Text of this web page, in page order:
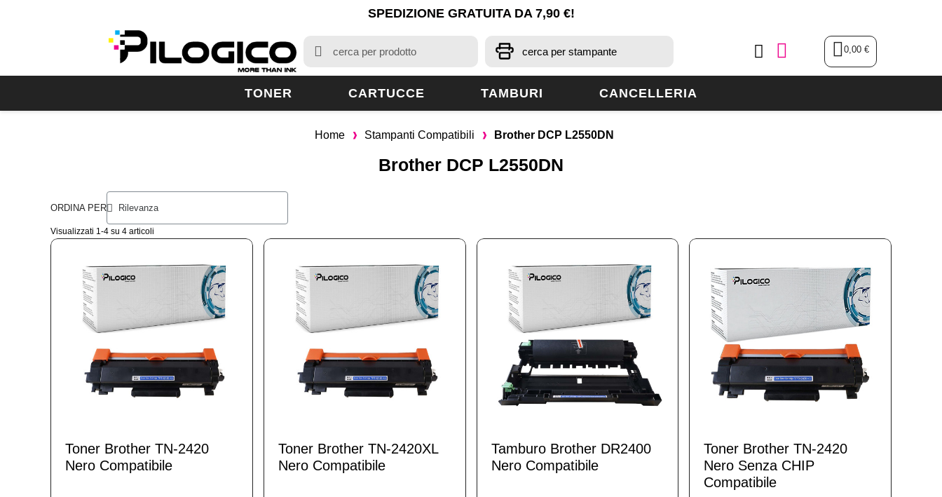
SPEDIZIONE GRATUITA DA 7,90 €!
0,00 €
TONER CARTUCCE TAMBURI CANCELLERIA
Home Stampanti Compatibili Brother DCP L2550DN
Brother DCP L2550DN
ORDINA PER
Visualizzati 1-4 su 4 articoli
Toner Brother TN-2420
Nero Compatibile
Toner Brother TN-2420XL
Nero Compatibile
Tamburo Brother DR2400
Nero Compatibile
Toner Brother TN-2420
Nero Senza CHIP
Compatibile